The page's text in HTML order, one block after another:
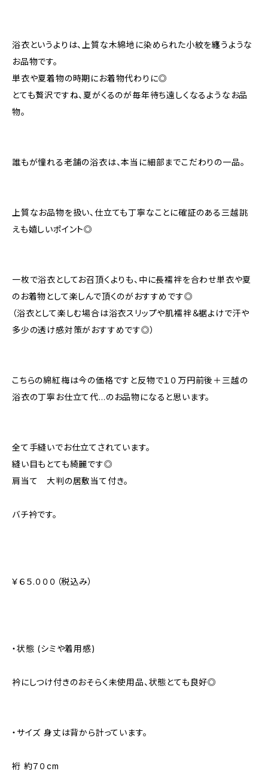
浴衣というよりは、上質な木綿地に染められた小紋を纏うような
お品物です。
単衣や夏着物の時期にお着物代わりに◎
とても贅沢ですね、夏がくるのが毎年待ち遠しくなるようなお品
物。
誰もが憧れる老舗の浴衣は、本当に細部までこだわりの一品。
上質なお品物を扱い、仕立ても丁寧なことに確証のある三越誂
えも嬉しいポイント◎
一枚で浴衣としてお召頂くよりも、中に長襦袢を合わせ単衣や夏
のお着物として楽しんで頂くのがおすすめです◎
（浴衣として楽しむ場合は浴衣スリップや肌襦袢＆裾よけで汗や
多少の透け感対策がおすすめです◎）
こちらの綿紅梅は今の価格ですと反物で１０万円前後＋三越の
浴衣の丁寧お仕立て代…のお品物になると思います。
全て手縫いでお仕立てされています。
縫い目もとても綺麗です◎
肩当て 大判の居敷当て付き。
バチ衿です。
￥６５.０００（税込み）
・状態 (シミや着用感)
衿にしつけ付きのおそらく未使用品、状態とても良好◎
・サイズ 身丈は背から計っています。
裄 約７０cm